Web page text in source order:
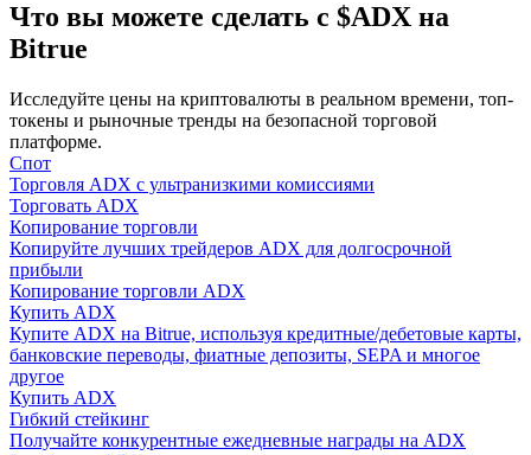
Информация
Анализ больших данных, включая торговую информацию
и т. д.
Гид
Что вы можете сделать с $ADX на
Bitrue
Исследуйте цены на криптовалюты в реальном времени, топ-
токены и рыночные тренды на безопасной торговой
платформе.
Спот
Торговля ADX с ультранизкими комиссиями
Торговать ADX
Копирование торговли
Копируйте лучших трейдеров ADX для долгосрочной
прибыли
Копирование торговли ADX
Купить ADX
Купите ADX на Bitrue, используя кредитные/дебетовые карты,
банковские переводы, фиатные депозиты, SEPA и многое
другое
Купить ADX
Гибкий стейкинг
Получайте конкурентные ежедневные награды на ADX